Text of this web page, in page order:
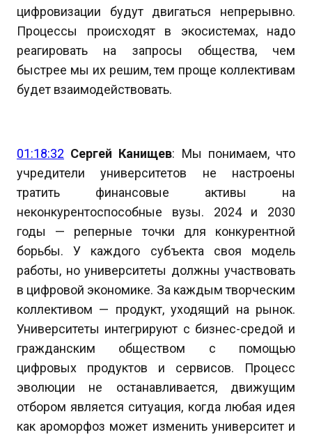
цифровизации будут двигаться непрерывно.
Процессы происходят в экосистемах, надо
реагировать на запросы общества, чем
быстрее мы их решим, тем проще коллективам
будет взаимодействовать.
01:18:32 Сергей Канищев: Мы понимаем, что
учредители университетов не настроены
тратить финансовые активы на
неконкурентоспособные вузы. 2024 и 2030
годы — реперные точки для конкурентной
борьбы. У каждого субъекта своя модель
работы, но университеты должны участвовать
в цифровой экономике. За каждым творческим
коллективом — продукт, уходящий на рынок.
Университеты интегрируют с бизнес-средой и
гражданским обществом с помощью
цифровых продуктов и сервисов. Процесс
эволюции не останавливается, движущим
отбором является ситуация, когда любая идея
как ароморфоз может изменить университет и